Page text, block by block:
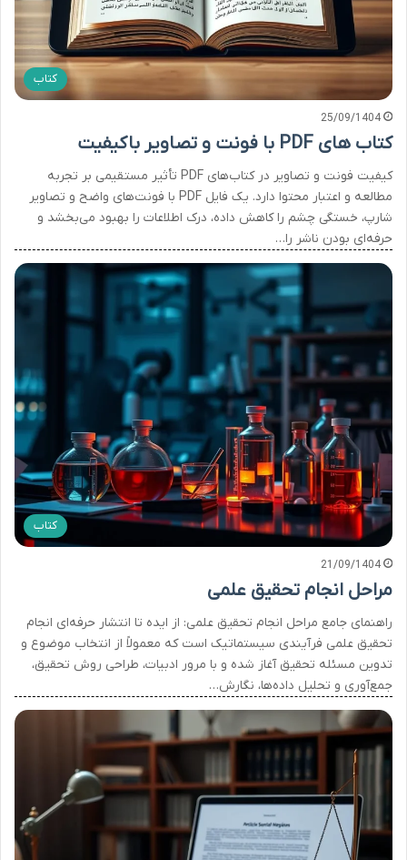
کتاب
25/09/1404
کتاب های PDF با فونت و تصاویر باکیفیت
کیفیت فونت و تصاویر در کتاب‌های PDF تأثیر مستقیمی بر تجربه
مطالعه و اعتبار محتوا دارد. یک فایل PDF با فونت‌های واضح و تصاویر
شارپ، خستگی چشم را کاهش داده، درک اطلاعات را بهبود می‌بخشد و
حرفه‌ای بودن ناشر را…
کتاب
21/09/1404
مراحل انجام تحقیق علمی
راهنمای جامع مراحل انجام تحقیق علمی: از ایده تا انتشار حرفه‌ای انجام
تحقیق علمی فرآیندی سیستماتیک است که معمولاً از انتخاب موضوع و
تدوین مسئله تحقیق آغاز شده و با مرور ادبیات، طراحی روش تحقیق،
جمع‌آوری و تحلیل داده‌ها، نگارش…